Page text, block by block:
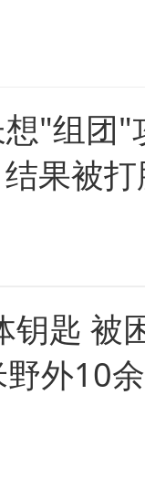
"组团"
果被打
钥匙 被
外10余